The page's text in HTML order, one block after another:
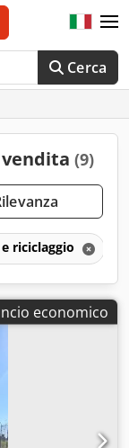
Cerca
(9)
riciclaggio
economico